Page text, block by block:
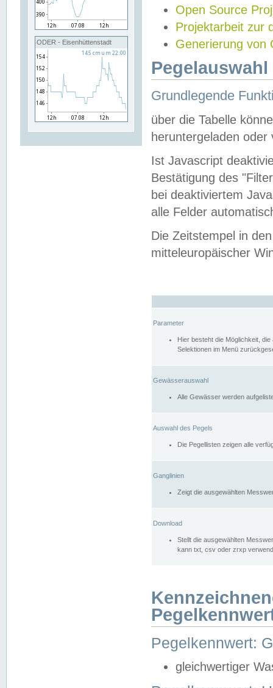
ODER - Eisenhüttenstadt
Open Source
Projektarbeit zur
Generierung von
Grundlegende
über die Tabelle
heruntergeladen oder
Ist Javascript
Bestätigung des
bei deaktiviertem
alle Felder
Die Zeitstempel in
mitteleuropäischer
Parameter
Hier besteht die Möglichkeit,
Selektionen im Menü
Gewässerauswahl
Alle Gewässer werden
Auswahl des Pegels
Die Pegellisten zeigen alle
Ganglinien
Zeigt die ausgewählten
Download
Stellt die ausgewählten
kann txt, csv oder zrxp
Pegelkennwert:
gleichwertiger